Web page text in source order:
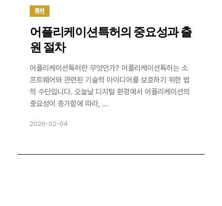
특허
어플리케이션특허의 중요성과 출
원 절차
어플리케이션특허란 무엇인가? 어플리케이션특허는 소
프트웨어와 관련된 기술적 아이디어를 보호하기 위한 법
적 수단입니다. 오늘날 디지털 환경에서 어플리케이션의
중요성이 증가함에 따라, ...
2026-02-04